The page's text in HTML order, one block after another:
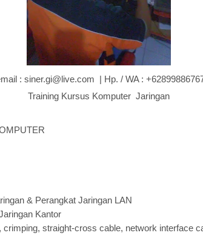
: siner.gi@live.com | Hp. / WA :
Training Kursus Komputer Jaringan
& Perangkat Jaringan LAN
Kantor
crimping, straight-cross cable, network interface